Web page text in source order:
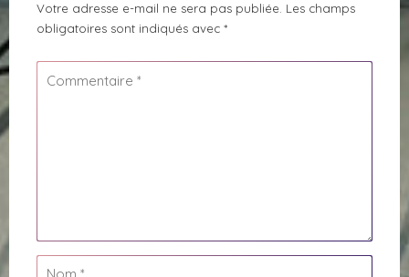
Votre adresse e-mail ne sera pas publiée. Les champs
obligatoires sont indiqués avec *